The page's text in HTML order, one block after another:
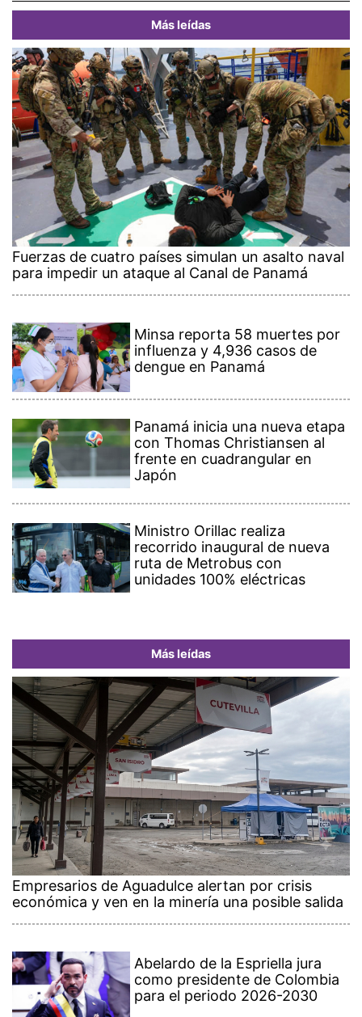
Más leídas
Fuerzas de cuatro países simulan un asalto naval
para impedir un ataque al Canal de Panamá
Minsa reporta 58 muertes por
influenza y 4,936 casos de
dengue en Panamá
Panamá inicia una nueva etapa
con Thomas Christiansen al
frente en cuadrangular en
Japón
Ministro Orillac realiza
recorrido inaugural de nueva
ruta de Metrobus con
unidades 100% eléctricas
Más leídas
Empresarios de Aguadulce alertan por crisis
económica y ven en la minería una posible salida
Abelardo de la Espriella jura
como presidente de Colombia
para el periodo 2026-2030